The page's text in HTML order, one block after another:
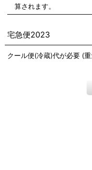
算されます。
宅急便2023
クール便(冷蔵)代が必要 (